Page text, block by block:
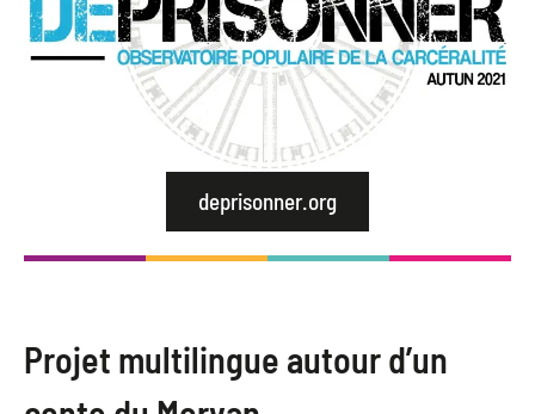
deprisonner.org
Projet multilingue autour d’un